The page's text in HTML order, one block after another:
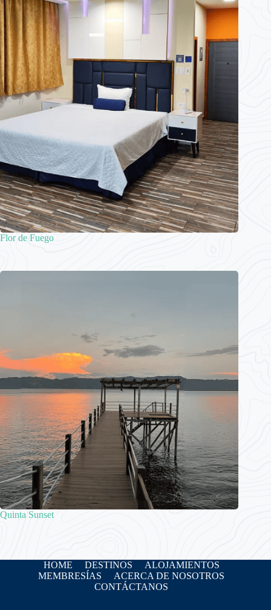
Flor de Fuego
Quinta Sunset
HOME DESTINOS
ALOJAMIENTOS
MEMBRESÍAS
ACERCA DE NOSOTROS
CONTÁCTANOS